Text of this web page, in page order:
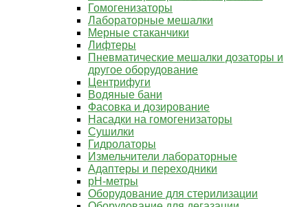
Гомогенизаторы
Лабораторные мешалки
Мерные стаканчики
Лифтеры
Пневматические мешалки дозаторы и
другое оборудование
Центрифуги
Водяные бани
Фасовка и дозирование
Насадки на гомогенизаторы
Сушилки
Гидролаторы
Измельчители лабораторные
Адаптеры и переходники
pH-метры
Оборудование для стерилизации